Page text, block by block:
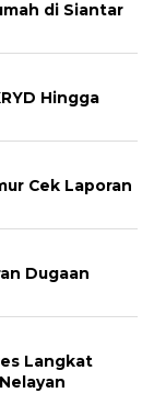
di Siantar
Hingga
Cek Laporan
Dugaan
Langkat